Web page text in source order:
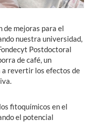
de mejoras para el
nuestra universidad,
Postdoctoral
de café, un
revertir los efectos de
fitoquímicos en el
el potencial